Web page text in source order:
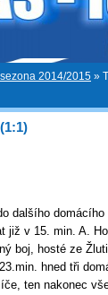
sezona 2014/2015 »
dalšího
již v 15. min. A.
boj, hosté ze
hned tři
ten nakonec